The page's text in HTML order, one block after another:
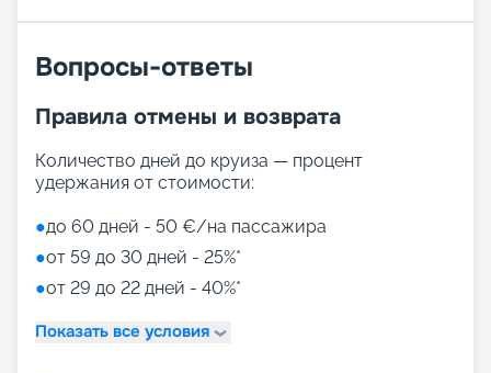
На выбор представлены такие пространства:
релаксационный комплекс только для взрослых)
бассейнами, клубами, игровыми зонами)
для детей)
Aquapark (с открытыми игровыми
водными пушками, 3 водными горками с
эффектами виртуальной реальности)
мини-гольф и теннис
7 бассейнов
детский внутренний комплекс,
Вопросы-ответы
Правила отмены и возврата
Количество дней до круиза — процент
удержания от стоимости:
●до 60 дней - 50 €/на пассажира
●от 59 до 30 дней - 25%*
●от 29 до 22 дней - 40%*
Показать все условия